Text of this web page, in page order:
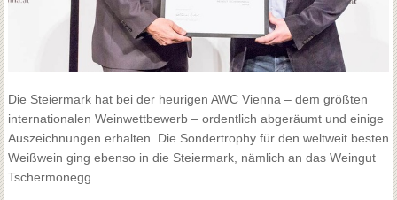
Die Steiermark hat bei der heurigen AWC Vienna – dem größten
internationalen Weinwettbewerb – ordentlich abgeräumt und einige
Auszeichnungen erhalten. Die Sondertrophy für den weltweit besten
Weißwein ging ebenso in die Steiermark, nämlich an das Weingut
Tschermonegg.